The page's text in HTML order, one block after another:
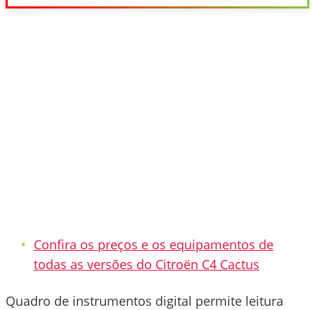
Confira os preços e os equipamentos de
todas as versões do Citroën C4 Cactus
Quadro de instrumentos digital permite leitura